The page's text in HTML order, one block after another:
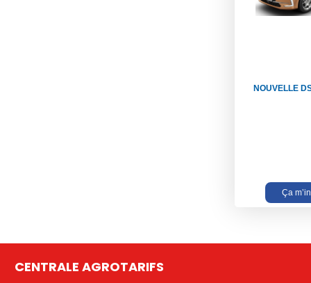
NOUVELLE
Ça
CENTRALE AGROTARIFS